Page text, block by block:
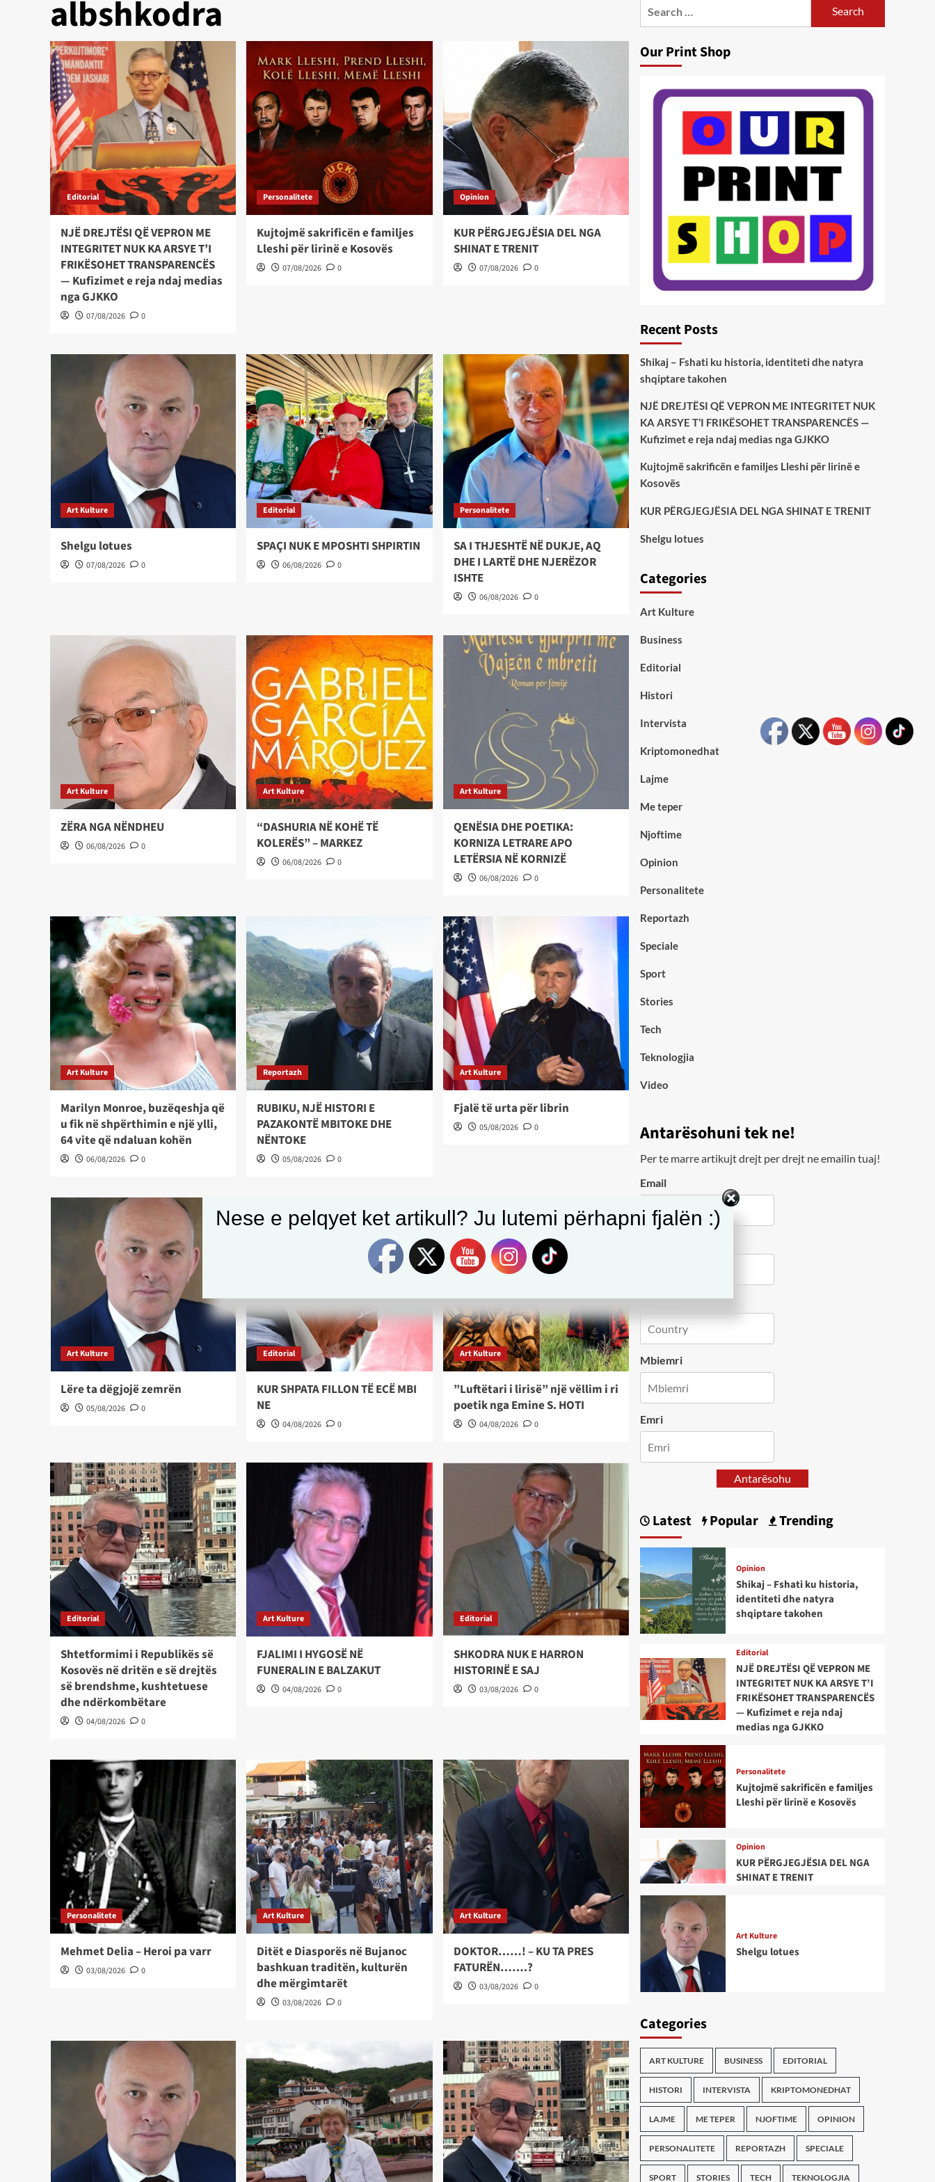
albshkodra
Editorial
NJË DREJTËSI QË VEPRON ME
INTEGRITET NUK KA ARSYE T’I
FRIKËSOHET TRANSPARENCËS
— Kufizimet e reja ndaj medias
nga GJKKO
07/08/2026 0
Personalitete
Kujtojmë sakrificën e familjes
Lleshi për lirinë e Kosovës
07/08/2026 0
Opinion
KUR PËRGJEGJËSIA DEL NGA
SHINAT E TRENIT
07/08/2026 0
Art Kulture
Shelgu lotues
07/08/2026 0
Editorial
SPAÇI NUK E MPOSHTI SHPIRTIN
06/08/2026 0
Personalitete
SA I THJESHTË NË DUKJE, AQ
DHE I LARTË DHE NJERËZOR
ISHTE
06/08/2026 0
Art Kulture
ZËRA NGA NËNDHEU
06/08/2026 0
Art Kulture
“DASHURIA NË KOHË TË
KOLERËS” – MARKEZ
06/08/2026 0
Art Kulture
QENËSIA DHE POETIKA:
KORNIZA LETRARE APO
LETËRSIA NË KORNIZË
06/08/2026 0
Art Kulture
Marilyn Monroe, buzëqeshja që
u fik në shpërthimin e një ylli,
64 vite që ndaluan kohën
06/08/2026 0
Reportazh
RUBIKU, NJË HISTORI E
PAZAKONTË MBITOKE DHE
NËNTOKE
05/08/2026 0
Art Kulture
Fjalë të urta për librin
05/08/2026 0
Art Kulture
Lëre ta dëgjojë zemrën
05/08/2026 0
Editorial
KUR SHPATA FILLON TË ECË MBI
NE
04/08/2026 0
Art Kulture
”Luftëtari i lirisë” një vëllim i ri
poetik nga Emine S. HOTI
04/08/2026 0
Editorial
Shtetformimi i Republikës së
Kosovës në dritën e së drejtës
së brendshme, kushtetuese
dhe ndërkombëtare
04/08/2026 0
Art Kulture
FJALIMI I HYGOSË NË
FUNERALIN E BALZAKUT
04/08/2026 0
Editorial
SHKODRA NUK E HARRON
HISTORINË E SAJ
03/08/2026 0
Personalitete
Mehmet Delia – Heroi pa varr
03/08/2026 0
Art Kulture
Ditët e Diasporës në Bujanoc
bashkuan traditën, kulturën
dhe mërgimtarët
03/08/2026 0
Art Kulture
DOKTOR……! – KU TA PRES
FATURËN…….?
03/08/2026 0
Our Print Shop
Recent Posts
Shikaj – Fshati ku historia, identiteti dhe natyra
shqiptare takohen
NJË DREJTËSI QË VEPRON ME INTEGRITET NUK
KA ARSYE T’I FRIKËSOHET TRANSPARENCËS —
Kufizimet e reja ndaj medias nga GJKKO
Kujtojmë sakrificën e familjes Lleshi për lirinë e
Kosovës
KUR PËRGJEGJËSIA DEL NGA SHINAT E TRENIT
Shelgu lotues
Categories
Art Kulture
Business
Editorial
Histori
Intervista
Kriptomonedhat
Lajme
Me teper
Njoftime
Opinion
Personalitete
Reportazh
Speciale
Sport
Stories
Tech
Teknologjia
Video
Antarësohuni tek ne!
Per te marre artikujt drejt per drejt ne emailin tuaj!
Email
Country
Mbiemri
Emri
Antarësohu
Latest Popular Trending
Opinion
Shikaj – Fshati ku historia,
identiteti dhe natyra
shqiptare takohen
Editorial
NJË DREJTËSI QË VEPRON ME
INTEGRITET NUK KA ARSYE T’I
FRIKËSOHET TRANSPARENCËS
— Kufizimet e reja ndaj
medias nga GJKKO
Personalitete
Kujtojmë sakrificën e familjes
Lleshi për lirinë e Kosovës
Opinion
KUR PËRGJEGJËSIA DEL NGA
SHINAT E TRENIT
Art Kulture
Shelgu lotues
Categories
ART KULTURE BUSINESS EDITORIAL
HISTORI INTERVISTA KRIPTOMONEDHAT
LAJME ME TEPER NJOFTIME OPINION
PERSONALITETE REPORTAZH SPECIALE
SPORT STORIES TECH TEKNOLOGJIA
Nese e pelqyet ket artikull? Ju lutemi përhapni fjalën :)